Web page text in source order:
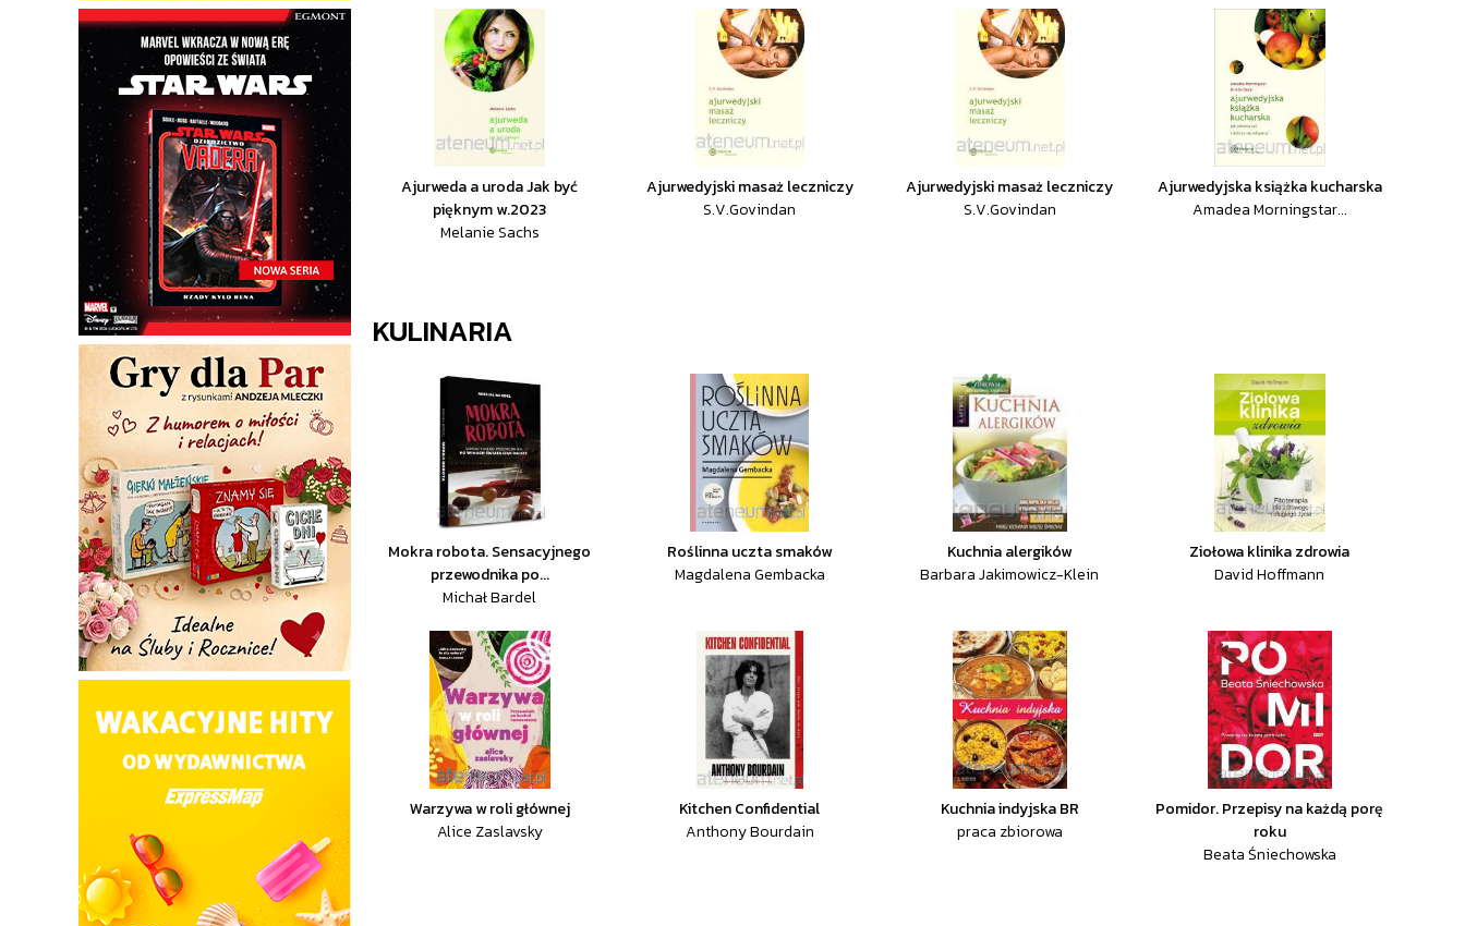
Ajurweda a uroda Jak być
pięknym w.2023
Melanie Sachs
Ajurwedyjski masaż leczniczy
S.V.Govindan
Ajurwedyjski masaż leczniczy
S.V.Govindan
Ajurwedyjska książka kucharska
Amadea Morningstar...
KULINARIA
Mokra robota. Sensacyjnego
przewodnika po...
Michał Bardel
Roślinna uczta smaków
Magdalena Gembacka
Kuchnia alergików
Barbara Jakimowicz-Klein
Ziołowa klinika zdrowia
David Hoffmann
Warzywa w roli głównej
Alice Zaslavsky
Kitchen Confidential
Anthony Bourdain
Kuchnia indyjska BR
praca zbiorowa
Pomidor. Przepisy na każdą porę
roku
Beata Śniechowska